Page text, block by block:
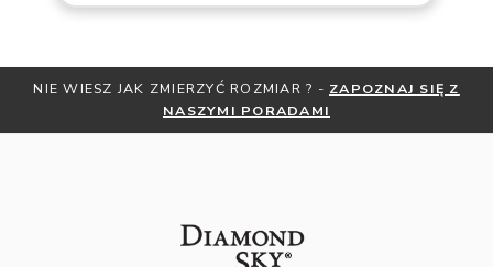
NIE WIESZ JAK ZMIERZYĆ ROZMIAR ? - ZAPOZNAJ SIĘ Z
NASZYMI PORADAMI